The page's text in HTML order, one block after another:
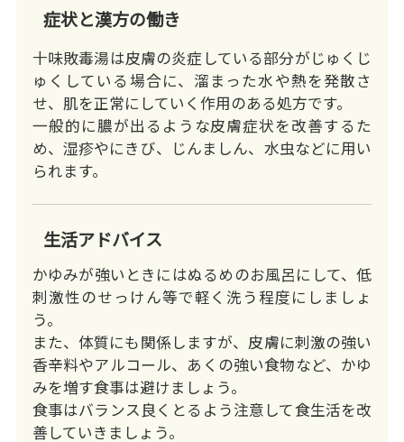
症状と漢方の働き
十味敗毒湯は皮膚の炎症している部分がじゅくじ
ゅくしている場合に、溜まった水や熱を発散さ
せ、肌を正常にしていく作用のある処方です。
一般的に膿が出るような皮膚症状を改善するた
め、湿疹やにきび、じんましん、水虫などに用い
られます。
生活アドバイス
かゆみが強いときにはぬるめのお風呂にして、低
刺激性のせっけん等で軽く洗う程度にしましょ
う。
また、体質にも関係しますが、皮膚に刺激の強い
香辛料やアルコール、あくの強い食物など、かゆ
みを増す食事は避けましょう。
食事はバランス良くとるよう注意して食生活を改
善していきましょう。